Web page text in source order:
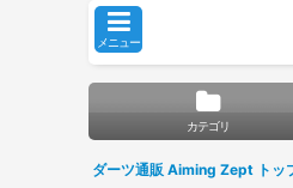
メニュー
カテゴリ
ダーツ通販 Aiming Zept トッ